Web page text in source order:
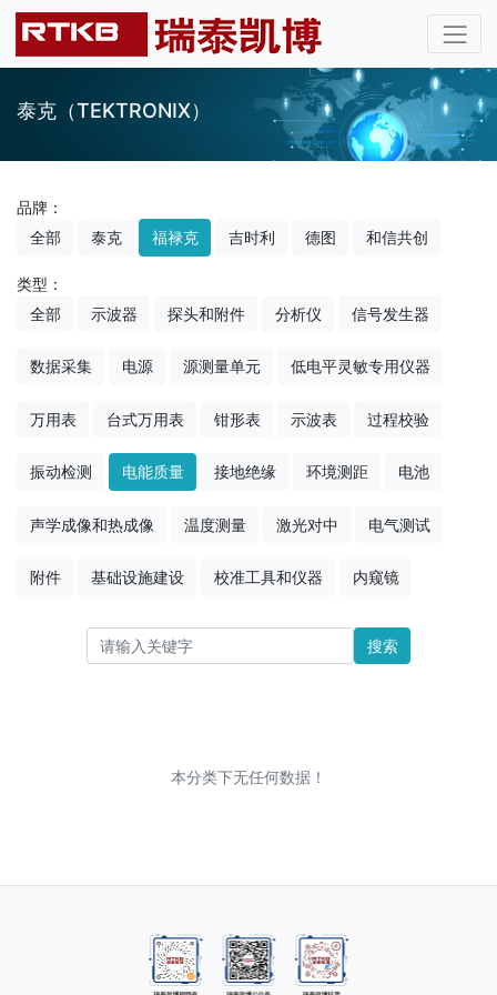
泰克（TEKTRONIX）
品牌：
全部
泰克 福禄克 吉时利 德图 和信共创
类型：
全部
示波器 探头和附件 分析仪 信号发生器
数据采集 电源 源测量单元 低电平灵敏专用仪器
万用表 台式万用表 钳形表 示波表 过程校验
振动检测 电能质量 接地绝缘 环境测距 电池
声学成像和热成像 温度测量 激光对中 电气测试
附件 基础设施建设 校准工具和仪器 内窥镜
搜索
本分类下无任何数据！